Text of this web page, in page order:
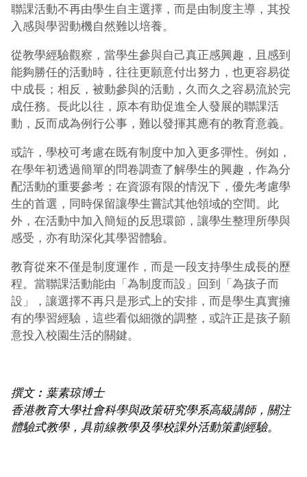
聯課活動不再由學生自主選擇，而是由制度主導，其投
入感與學習動機自然難以培養。
從教學經驗觀察，當學生參與自己真正感興趣，且感到
能夠勝任的活動時，往往更願意付出努力，也更容易從
中成長；相反，被動參與的活動，久而久之容易流於完
成任務。長此以往，原本有助促進全人發展的聯課活
動，反而成為例行公事，難以發揮其應有的教育意義。
或許，學校可考慮在既有制度中加入更多彈性。例如，
在學年初透過簡單的問卷調查了解學生的興趣，作為分
配活動的重要參考；在資源有限的情況下，優先考慮學
生的首選，同時保留讓學生嘗試其他領域的空間。此
外，在活動中加入簡短的反思環節，讓學生整理所學與
感受，亦有助深化其學習體驗。
教育從來不僅是制度運作，而是一段支持學生成長的歷
程。當聯課活動能由「為制度而設」回到「為孩子而
設」，讓選擇不再只是形式上的安排，而是學生真實擁
有的學習經驗，這些看似細微的調整，或許正是孩子願
意投入校園生活的關鍵。
撰文︰葉素琼博士
香港教育大學社會科學與政策研究學系高級講師，關注
體驗式教學，具前線教學及學校課外活動策劃經驗。